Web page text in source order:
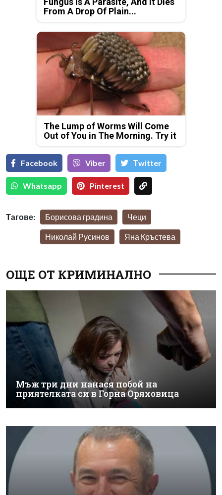
From A Drop Of Plain...
The Lump of Worms Will Come
Out of You in The Morning. Try it
Facebook Viber Тwitter
Whatsapp Pinterest
Тагове: Борисова градина Чеци
Николай Русинов Яна Кръстева
ОЩЕ ОТ КРИМИНАЛНО
Мъж три дни нанася побой на
приятелката си в Горна Оряховица